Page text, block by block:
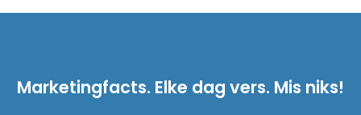
Marketingfacts. Elke dag vers. Mis niks!